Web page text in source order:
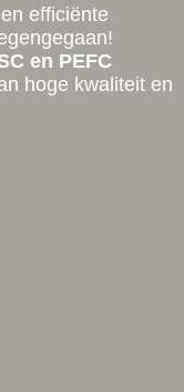
efficiënte
en PEFC
hoge kwaliteit en